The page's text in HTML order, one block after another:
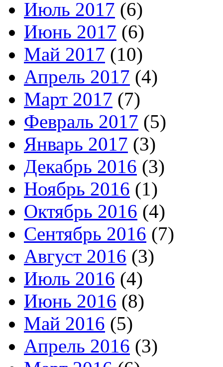
Июль 2017 (6)
Июнь 2017 (6)
Май 2017 (10)
Апрель 2017 (4)
Март 2017 (7)
Февраль 2017 (5)
Январь 2017 (3)
Декабрь 2016 (3)
Ноябрь 2016 (1)
Октябрь 2016 (4)
Сентябрь 2016 (7)
Август 2016 (3)
Июль 2016 (4)
Июнь 2016 (8)
Май 2016 (5)
Апрель 2016 (3)